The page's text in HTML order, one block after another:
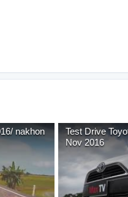
nakhon
Test Drive
Nov 2016